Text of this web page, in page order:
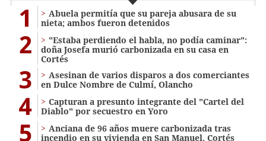
1
Abuela permitía que su pareja abusara de su
nieta; ambos fueron detenidos
2
"Estaba perdiendo el habla, no podía caminar":
doña Josefa murió carbonizada en su casa en
Cortés
3
Asesinan de varios disparos a dos comerciantes
en Dulce Nombre de Culmí, Olancho
4
Capturan a presunto integrante del "Cartel del
Diablo" por secuestro en Yoro
5
Anciana de 96 años muere carbonizada tras
incendio en su vivienda en San Manuel, Cortés